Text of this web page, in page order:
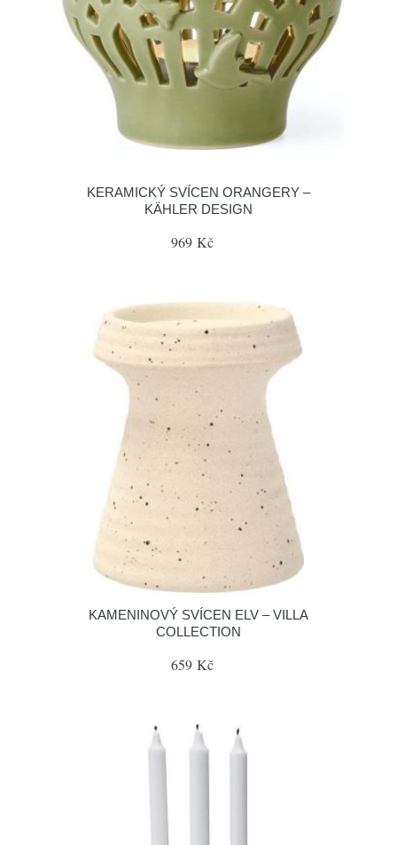
KERAMICKÝ SVÍCEN ORANGERY –
KÄHLER DESIGN
969 Kč
KAMENINOVÝ SVÍCEN ELV – VILLA
COLLECTION
659 Kč